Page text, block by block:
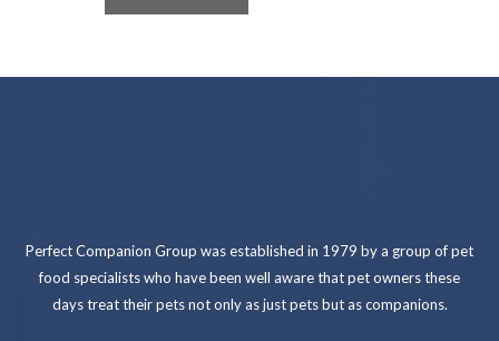
Perfect Companion Group was established in 1979 by a group of pet
food specialists who have been well aware that pet owners these
days treat their pets not only as just pets but as companions.